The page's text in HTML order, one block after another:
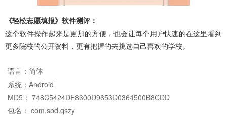
《轻松志愿填报》软件测评：
这个软件操作起来是更加的方便，也会让每个用户快速的在这里看到
更多院校的公开资料，更有把握的去挑选自己喜欢的学校。
语言： 简体
系统： Android
MD5： 748C5424DF8300D9653D0364500B8CDD
包名： com.sbd.qszy